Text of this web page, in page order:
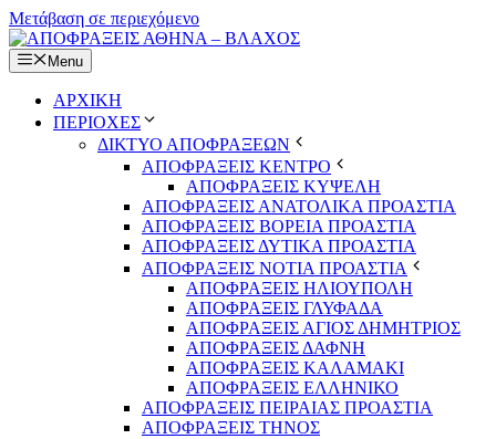
Μετάβαση σε περιεχόμενο
Menu
ΑΡΧΙΚΗ
ΠΕΡΙΟΧΕΣ
ΔΙΚΤΥΟ ΑΠΟΦΡΑΞΕΩΝ
ΑΠΟΦΡΑΞΕΙΣ ΚΕΝΤΡΟ
ΑΠΟΦΡΑΞΕΙΣ ΚΥΨΕΛΗ
ΑΠΟΦΡΑΞΕΙΣ ΑΝΑΤΟΛΙΚΑ ΠΡΟΑΣΤΙΑ
ΑΠΟΦΡΑΞΕΙΣ ΒΟΡΕΙΑ ΠΡΟΑΣΤΙΑ
ΑΠΟΦΡΑΞΕΙΣ ΔΥΤΙΚΑ ΠΡΟΑΣΤΙΑ
ΑΠΟΦΡΑΞΕΙΣ ΝΟΤΙΑ ΠΡΟΑΣΤΙΑ
ΑΠΟΦΡΑΞΕΙΣ ΗΛΙΟΥΠΟΛΗ
ΑΠΟΦΡΑΞΕΙΣ ΓΛΥΦΑΔΑ
ΑΠΟΦΡΑΞΕΙΣ ΑΓΙΟΣ ΔΗΜΗΤΡΙΟΣ
ΑΠΟΦΡΑΞΕΙΣ ΔΑΦΝΗ
ΑΠΟΦΡΑΞΕΙΣ ΚΑΛΑΜΑΚΙ
ΑΠΟΦΡΑΞΕΙΣ ΕΛΛΗΝΙΚΟ
ΑΠΟΦΡΑΞΕΙΣ ΠΕΙΡΑΙΑΣ ΠΡΟΑΣΤΙΑ
ΑΠΟΦΡΑΞΕΙΣ ΤΗΝΟΣ